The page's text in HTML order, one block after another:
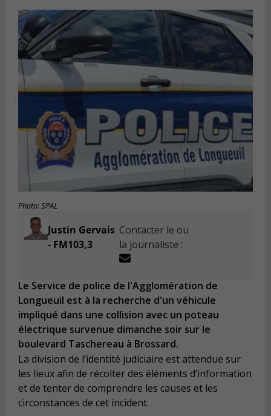
Photo: SPAL
Justin Gervais
- FM103,3
Contacter le ou
la journaliste :
Le Service de police de l'Agglomération de
Longueuil est à la recherche d'un véhicule
impliqué dans une collision avec un poteau
électrique survenue dimanche soir sur le
boulevard Taschereau à Brossard.
La division de l’identité judiciaire est attendue sur
les lieux afin de récolter des éléments d’information
et de tenter de comprendre les causes et les
circonstances de cet incident.